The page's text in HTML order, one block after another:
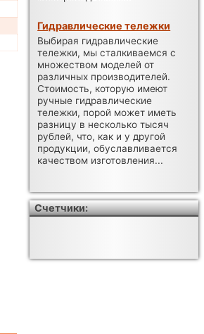
Гидравлические тележки
Выбирая гидравлические
тележки, мы сталкиваемся с
множеством моделей от
различных производителей.
Стоимость, которую имеют
ручные гидравлические
тележки, порой может иметь
разницу в несколько тысяч
рублей, что, как и у другой
продукции, обуславливается
качеством изготовления...
Счетчики: